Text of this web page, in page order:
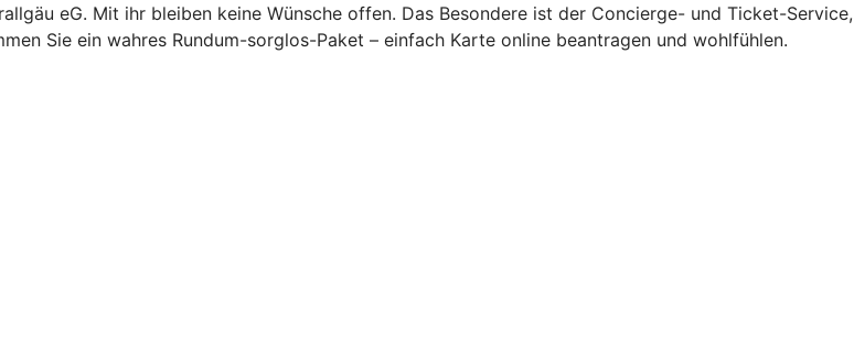
eG. Mit ihr bleiben keine Wünsche offen. Das Besondere ist der Concierge- und Ticket-Service,
Sie ein wahres Rundum-sorglos-Paket – einfach Karte online beantragen und wohlfühlen.